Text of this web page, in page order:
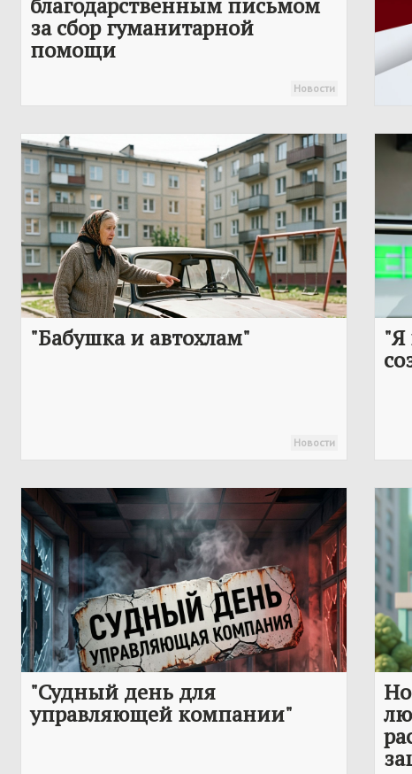
за сбор гуманитарной
помощи
Новости
"Бабушка и автохлам"
Новости
"Я
"Судный день для
управляющей компании"